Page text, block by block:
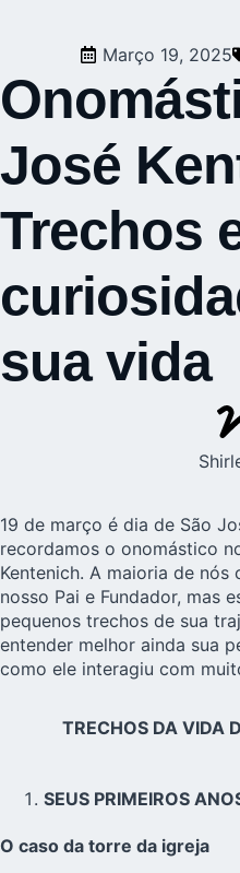
Março 19, 2025
José
Trechos
sua vida
19 de março é dia de São
recordamos o onomástico
Kentenich. A maioria de
nosso Pai e Fundador, mas
pequenos trechos de sua
entender melhor ainda sua
como ele interagiu com
TRECHOS DA VIDA
SEUS PRIMEIROS
O caso da torre da igreja